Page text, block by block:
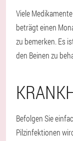
Viele
beträgt einen
zu bemerken. Es
den Beinen zu
Befolgen Sie
Pilzinfektionen